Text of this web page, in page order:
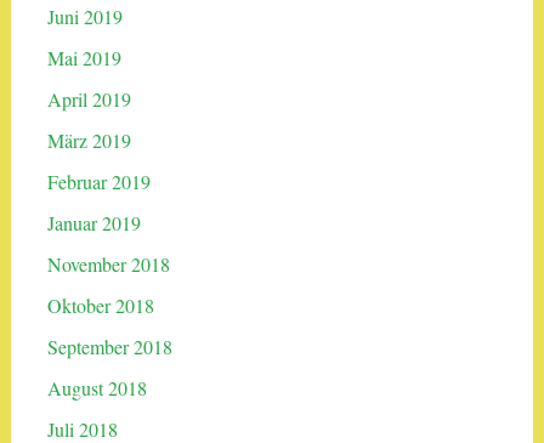
Juni 2019
Mai 2019
April 2019
März 2019
Februar 2019
Januar 2019
November 2018
Oktober 2018
September 2018
August 2018
Juli 2018